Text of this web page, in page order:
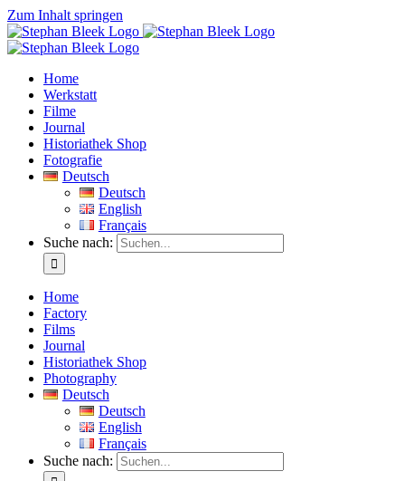
Zum Inhalt springen
Home
Werkstatt
Filme
Journal
Historiathek Shop
Fotografie
Deutsch
Deutsch
English
Français
Suche nach:
Home
Factory
Films
Journal
Historiathek Shop
Photography
Deutsch
Deutsch
English
Français
Suche nach: